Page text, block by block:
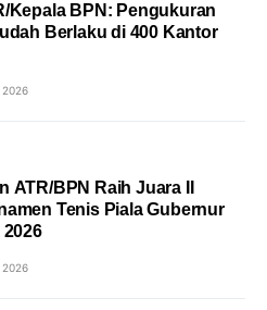
Kepala BPN: Pengukuran
Berlaku di 400 Kantor
2026
ATR/BPN Raih Juara II
Tenis Piala Gubernur
2026
2026